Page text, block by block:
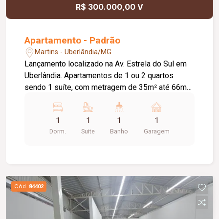
R$ 300.000,00 V
Apartamento - Padrão
Martins - Uberlândia/MG
Lançamento localizado na Av. Estrela do Sul em
Uberlândia. Apartamentos de 1 ou 2 quartos
sendo 1 suíte, com metragem de 35m² até 66m²,
Sala. 2 elevadores e um lazer completo.
1
Dorm.
1
Suite
1
Banho
1
Garagem
Cód. 84402